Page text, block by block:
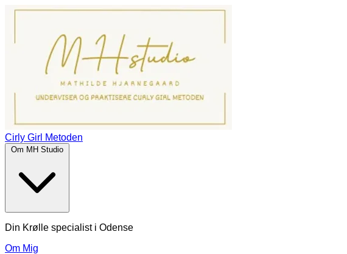
Cirly Girl Metoden
Din Krølle specialist i Odense
Om Mig